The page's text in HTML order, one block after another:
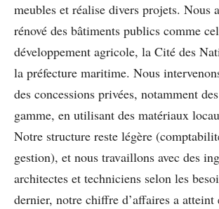
meubles et réalise divers projets. Nous
rénové des bâtiments publics comme
développement agricole, la Cité des
la préfecture maritime. Nous
des concessions privées, notamment
gamme, en utilisant des matériaux
Notre structure reste légère
gestion), et nous travaillons avec des
architectes et techniciens selon les
dernier, notre chiffre d’affaires a atteint